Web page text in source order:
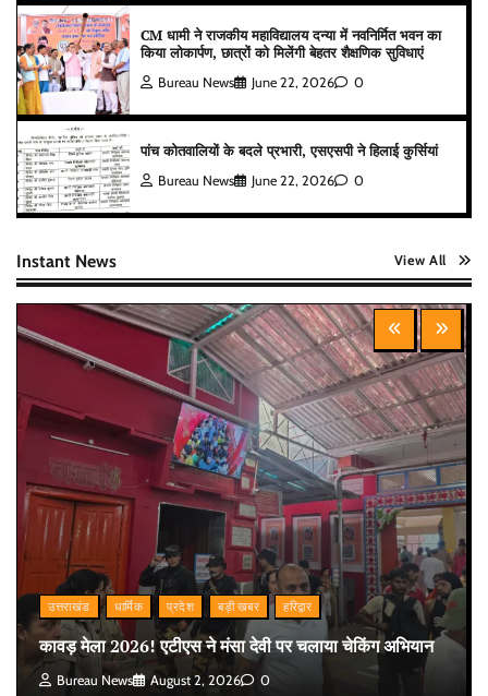
CM धामी ने राजकीय महाविद्यालय दन्या में नवनिर्मित भवन का
किया लोकार्पण, छात्रों को मिलेंगी बेहतर शैक्षणिक सुविधाएं
Bureau News June 22, 2026 0
पांच कोतवालियों के बदले प्रभारी, एसएसपी ने हिलाई कुर्सियां
Bureau News June 22, 2026 0
Instant News View All
उत्तराखंड धार्मिक प्रदेश बड़ी खबर हरिद्वार
कावड़ मेला 2026! एटीएस ने मंसा देवी पर चलाया चेकिंग अभियान
Bureau News August 2, 2026 0